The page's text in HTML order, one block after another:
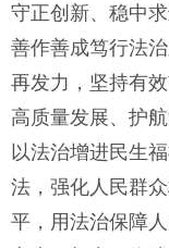
守正创新、稳中
善作善成笃行法
再发力，坚持有
高质量发展、护
以法治增进民生
法，强化人民群
平，用法治保障